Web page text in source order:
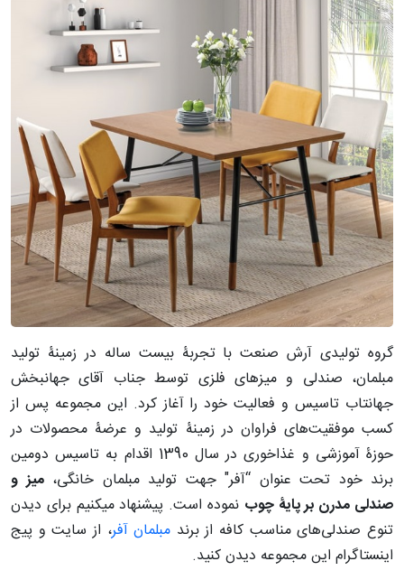
گروه تولیدی آرش صنعت با تجربۀ بیست ساله در زمینۀ تولید
مبلمان، صندلی و میزهای فلزی توسط جناب آقای جهانبخش
جهانتاب تاسیس و فعالیت خود را آغاز کرد. این مجموعه پس از
کسب موفقیت‌های فراوان در زمینۀ تولید و عرضۀ محصولات در
حوزۀ آموزشی و غذاخوری در سال 1390 اقدام به تاسیس دومین
برند خود تحت عنوان “آفر" جهت تولید مبلمان خانگی،میز و
صندلی مدرن بر پایۀ چوب نموده است. پیشنهاد میکنیم برای دیدن
تنوع صندلی‌های مناسب کافه از برند مبلمان آفر، از سایت و پیج
اینستاگرام این مجموعه دیدن کنید.